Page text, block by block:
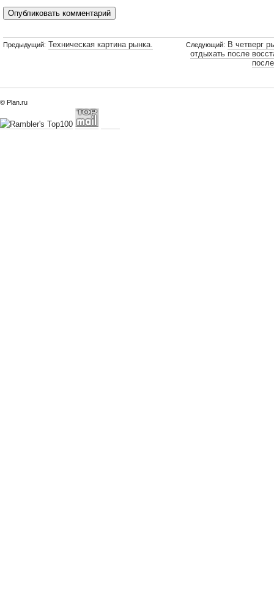
Предыдущий: Техническая картина рынка. Следующий: В четверг
отдыхать после
© Plan.ru